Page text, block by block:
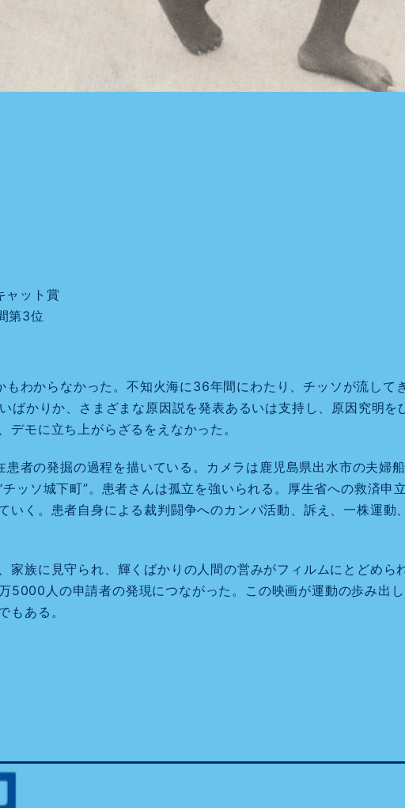
ャット賞
第3位
わからなかった。不知火海に36年間にわたり、チッソが流して
かりか、さまざまな原因説を発表あるいは支持し、原因究明を
モに立ち上がらざるをえなかった。
者の発掘の過程を描いている。カメラは鹿児島県出水市の夫婦
ソ城下町”。患者さんは孤立を強いられる。厚生省への救済申
く。患者自身による裁判闘争へのカンパ活動、訴え、一株運動
族に見守られ、輝くばかりの人間の営みがフィルムにとどめら
人の申請者の発現につながった。この映画が運動の歩み出
もある。